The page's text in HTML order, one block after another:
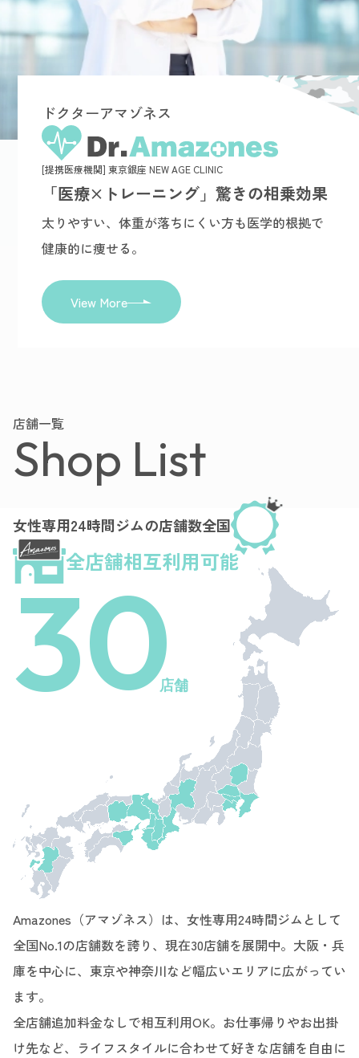
ドクターアマゾネス
[提携医療機関] 東京銀座 NEW AGE CLINIC
「医療×トレーニング」驚きの相乗効果
太りやすい、体重が落ちにくい方も医学的根拠で
健康的に痩せる。
View More
店舗一覧
Shop List
全店舗相互利用可能
女性専用24時間ジムの店舗数全国
30店舗
Amazones（アマゾネス）は、女性専用24時間ジムとして
全国No.1の店舗数を誇り、現在30店舗を展開中。大阪・兵
庫を中心に、東京や神奈川など幅広いエリアに広がってい
ます。
全店舗追加料金なしで相互利用OK。お仕事帰りやお出掛
け先など、ライフスタイルに合わせて好きな店舗を自由に